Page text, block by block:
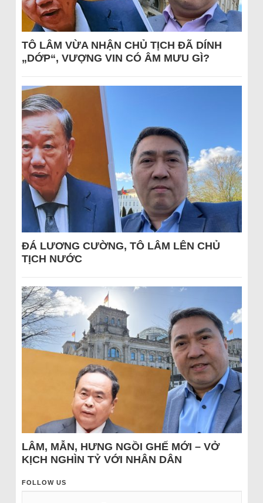
TÔ LÂM VỪA NHẬN CHỦ TỊCH ĐÃ DÍNH
„DỚP“, VƯỢNG VIN CÓ ÂM MƯU GÌ?
ĐÁ LƯƠNG CƯỜNG, TÔ LÂM LÊN CHỦ
TỊCH NƯỚC
LÂM, MẪN, HƯNG NGỒI GHẾ MỚI – VỞ
KỊCH NGHÌN TỶ VỚI NHÂN DÂN
FOLLOW US